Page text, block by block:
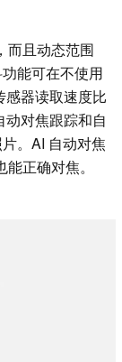
而且动态范围
能可在不使用
感器读取速度比
对焦跟踪和自
。AI 自动对焦
正确对焦。